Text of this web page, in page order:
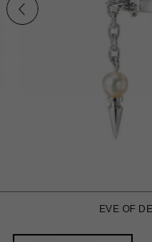
EVE OF